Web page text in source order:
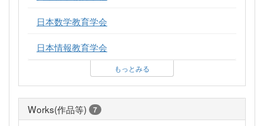
日本数学教育学会
日本情報教育学会
もっとみる
Works(作品等) 7